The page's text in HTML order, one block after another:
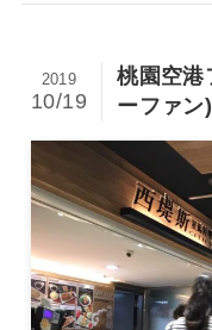
桃園空港
ーファン
2019
10/19